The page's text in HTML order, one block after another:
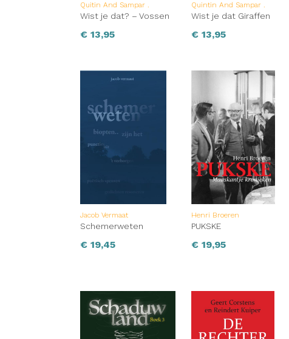
Quitin And Sampar .
Wist je dat? – Vossen
€ 13,95
Quintin And Sampar .
Wist je dat Giraffen
€ 13,95
Jacob Vermaat
Schemerweten
€ 19,45
Henri Broeren
PUKSKE
€ 19,95